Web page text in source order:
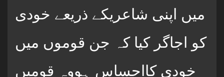
میں اپنی شاعریکے ذریعے خودی
کو اجاگر کیا کہ جن قوموں میں
خودی کااحساس ہووہ قومیں